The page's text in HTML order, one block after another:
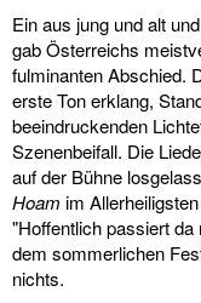
Ein aus jung und alt
gab Österreichs
fulminanten Abschied.
erste Ton erklang,
beeindruckenden
Szenenbeifall. Die
auf der Bühne
Hoam im
"Hoffentlich passiert
dem sommerlichen
nichts.